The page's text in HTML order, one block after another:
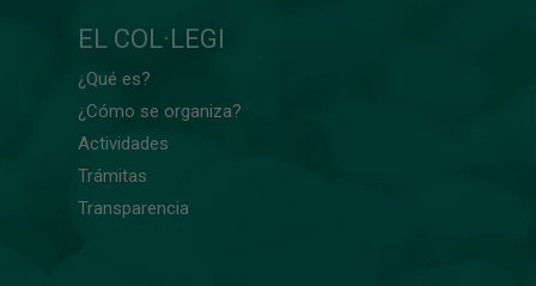
EL COL·LEGI
¿Qué es?
¿Cómo se organiza?
Actividades
Trámitas
Transparencia